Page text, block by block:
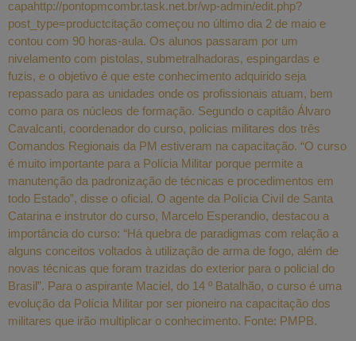
capahttp://pontopmcombr.task.net.br/wp-admin/edit.php?
post_type=productcitação começou no último dia 2 de maio e
contou com 90 horas-aula. Os alunos passaram por um
nivelamento com pistolas, submetralhadoras, espingardas e
fuzis, e o objetivo é que este conhecimento adquirido seja
repassado para as unidades onde os profissionais atuam, bem
como para os núcleos de formação. Segundo o capitão Álvaro
Cavalcanti, coordenador do curso, policias militares dos três
Comandos Regionais da PM estiveram na capacitação. “O curso
é muito importante para a Polícia Militar porque permite a
manutenção da padronização de técnicas e procedimentos em
todo Estado”, disse o oficial. O agente da Polícia Civil de Santa
Catarina e instrutor do curso, Marcelo Esperandio, destacou a
importância do curso: “Há quebra de paradigmas com relação a
alguns conceitos voltados à utilização de arma de fogo, além de
novas técnicas que foram trazidas do exterior para o policial do
Brasil”. Para o aspirante Maciel, do 14 º Batalhão, o curso é uma
evolução da Polícia Militar por ser pioneiro na capacitação dos
militares que irão multiplicar o conhecimento. Fonte: PMPB.